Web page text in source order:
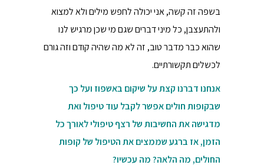
בשפה זה קשה, אני יכולה לחפש מילים ולא למצוא
ולהתעצבן, כל מיני דברים שגם מי שכן מרגיש לנו
שהוא כבר מדבר טוב, זה לא מה שהיה קודם וזה גורם
לכשלים תקשורתיים.
אנחנו דברנו קצת על שיקום באשפוז ועל כך
שבקופות חולים אפשר לקבל עוד טיפול ואת
מדגישה את החשיבות של רצף טיפולי לאורך כל
הזמן, אז ברגע שממצים את הטיפול של קופות
החולים, מה הלאה? מה עכשיו?